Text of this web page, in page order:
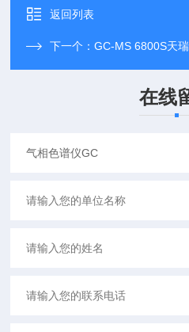
返回列表
下一个：GC-MS 6800S天
在线